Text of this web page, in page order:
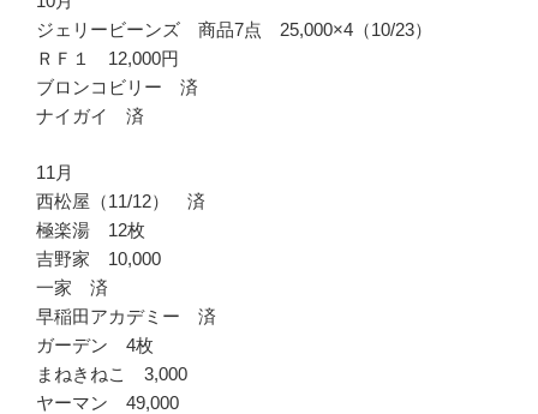
ジェリービーンズ 商品7点 25,000×4（10/23）
ＲＦ１ 12,000円
ブロンコビリー 済
ナイガイ 済
11月
西松屋（11/12） 済
極楽湯 12枚
吉野家 10,000
一家 済
早稲田アカデミー 済
ガーデン 4枚
まねきねこ 3,000
ヤーマン 49,000